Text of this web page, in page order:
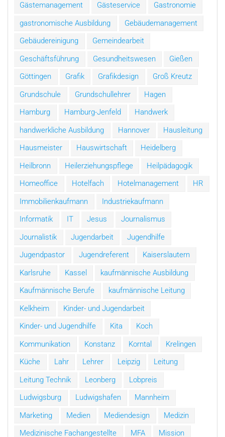
Gästemanagement
Gästeservice
Gastronomie
gastronomische Ausbildung
Gebäudemanagement
Gebäudereinigung
Gemeindearbeit
Geschäftsführung
Gesundheitswesen
Gießen
Göttingen
Grafik Grafikdesign
Groß Kreutz
Grundschule
Grundschullehrer
Hagen
Hamburg
Hamburg-Jenfeld
Handwerk
handwerkliche Ausbildung
Hannover
Hausleitung
Hausmeister
Hauswirtschaft
Heidelberg
Heilbronn
Heilerziehungspflege
Heilpädagogik
Homeoffice
Hotelfach Hotelmanagement
HR
Immobilienkaufmann
Industriekaufmann
Informatik
IT Jesus
Journalismus
Journalistik
Jugendarbeit
Jugendhilfe
Jugendpastor
Jugendreferent
Kaiserslautern
Karlsruhe
Kassel
kaufmännische Ausbildung
Kaufmännische Berufe
kaufmännische Leitung
Kelkheim
Kinder- und Jugendarbeit
Kinder- und Jugendhilfe
Kita
Koch
Kommunikation
Konstanz Korntal
Krelingen
Küche
Lahr Lehrer Leipzig
Leitung
Leitung Technik
Leonberg
Lobpreis
Ludwigsburg
Ludwigshafen
Mannheim
Marketing
Medien Mediendesign
Medizin
Medizinische Fachangestellte
MFA Mission